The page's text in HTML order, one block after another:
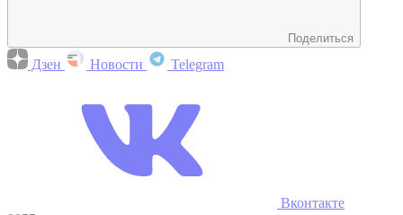
Поделиться
Дзен Новости Telegram
Вконтакте